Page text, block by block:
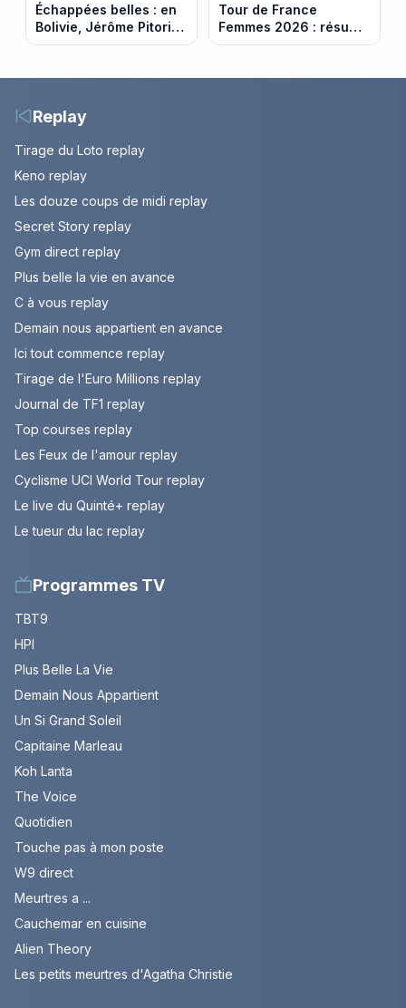
Échappées belles : en
Bolivie, Jérôme Pitorin
découvre un pays où
mérite
Tour de France
Femmes 2026 : résumé
vidéo de la 7e étape
Mont Ventoux
Replay
Tirage du Loto replay
Keno replay
Les douze coups de midi replay
Secret Story replay
Gym direct replay
Plus belle la vie en avance
C à vous replay
Demain nous appartient en avance
Ici tout commence replay
Tirage de l'Euro Millions replay
Journal de TF1 replay
Top courses replay
Les Feux de l'amour replay
Cyclisme UCI World Tour replay
Le live du Quinté+ replay
Le tueur du lac replay
Programmes TV
TBT9
HPI
Plus Belle La Vie
Demain Nous Appartient
Un Si Grand Soleil
Capitaine Marleau
Koh Lanta
The Voice
Quotidien
Touche pas à mon poste
W9 direct
Meurtres a ...
Cauchemar en cuisine
Alien Theory
Les petits meurtres d'Agatha Christie